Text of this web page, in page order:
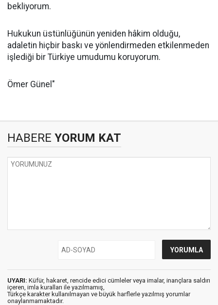
bekliyorum.
Hukukun üstünlüğünün yeniden hâkim olduğu,
adaletin hiçbir baskı ve yönlendirmeden etkilenmeden
işlediği bir Türkiye umudumu koruyorum.
Ömer Günel"
HABERE YORUM KAT
UYARI: Küfür, hakaret, rencide edici cümleler veya imalar, inançlara saldırı
içeren, imla kuralları ile yazılmamış,
Türkçe karakter kullanılmayan ve büyük harflerle yazılmış yorumlar
onaylanmamaktadır.